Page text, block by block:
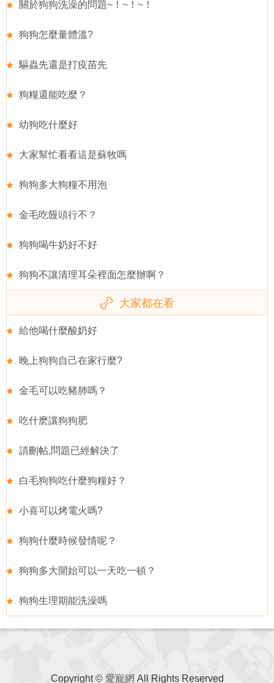
關於狗狗洗澡的問題~！~！~！
狗狗怎麼量體溫?
驅蟲先還是打疫苗先
狗糧還能吃麼？
幼狗吃什麼好
大家幫忙看看這是蘇牧嗎
狗狗多大狗糧不用泡
金毛吃饅頭行不？
狗狗喝牛奶好不好
狗狗不讓清理耳朵裡面怎麼辦啊？
大家都在看
給他喝什麼酸奶好
晚上狗狗自己在家行麼?
金毛可以吃豬肺嗎？
吃什麽讓狗狗肥
請刪帖,問題已經解決了
白毛狗狗吃什麼狗糧好？
小喜可以烤電火嗎?
狗狗什麼時候發情呢？
狗狗多大開始可以一天吃一頓？
狗狗生理期能洗澡嗎
Copyright © 愛寵網 All Rights Reserved